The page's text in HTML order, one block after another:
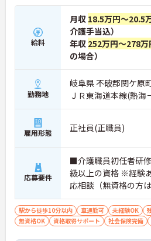
給料
月収 18.5万円～20.5
介護手当込）
年収 252万円～278万
の場合）
勤務地
岐阜県 不破郡関ケ原
ＪＲ東海道本線(熱海
雇用形態 正社員(正職員)
応募要件
■介護職員初任者研
級以上の資格 ※経験
応相談（無資格の方
駅から徒歩10分以内 車通勤可 未経験OK
無資格OK
資格取得サポート 社会保険完備